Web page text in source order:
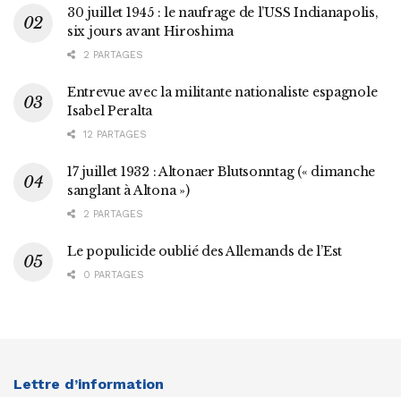
30 juillet 1945 : le naufrage de l’USS Indianapolis,
six jours avant Hiroshima
2 PARTAGES
Entrevue avec la militante nationaliste espagnole
Isabel Peralta
12 PARTAGES
17 juillet 1932 : Altonaer Blutsonntag (« dimanche
sanglant à Altona »)
2 PARTAGES
Le populicide oublié des Allemands de l’Est
0 PARTAGES
Lettre d’information